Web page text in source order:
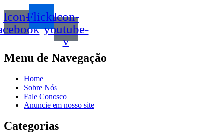
Icon-FlickrIcon-
youtube-
v
Menu de Navegação
Home
Sobre Nós
Fale Conosco
Anuncie em nosso site
Categorias